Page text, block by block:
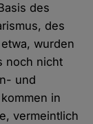
des
des
wurden
noch nicht
und
in
vermeintlich